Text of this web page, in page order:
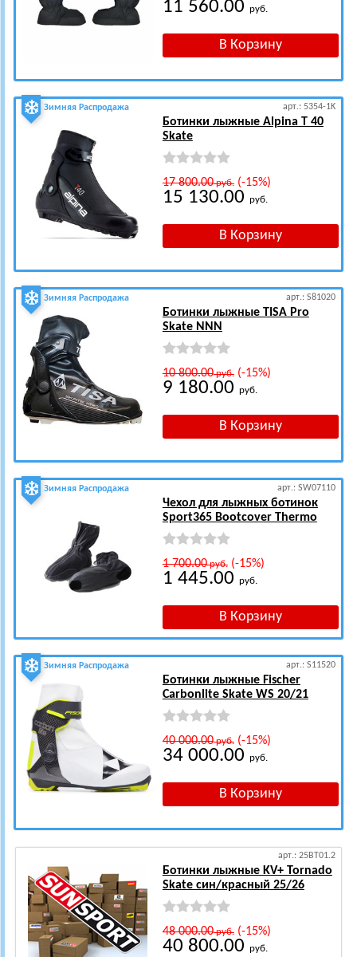
11 560.00 руб.
Зимняя Распродажа арт.: 5354-1K
Ботинки лыжные Alpina T 40
Skate
17 800.00руб.(-15%)
15 130.00 руб.
Зимняя Распродажа арт.: S81020
Ботинки лыжные TISA Pro
Skate NNN
10 800.00руб.(-15%)
9 180.00 руб.
Зимняя Распродажа арт.: SW07110
Чехол для лыжных ботинок
Sport365 Bootcover Thermo
1 700.00руб.(-15%)
1 445.00 руб.
Зимняя Распродажа арт.: S11520
Ботинки лыжные Fischer
Carbonlite Skate WS 20/21
40 000.00руб.(-15%)
34 000.00 руб.
арт.: 25BT01.2
Ботинки лыжные KV+ Tornado
Skate син/красный 25/26
48 000.00руб.(-15%)
40 800.00 руб.